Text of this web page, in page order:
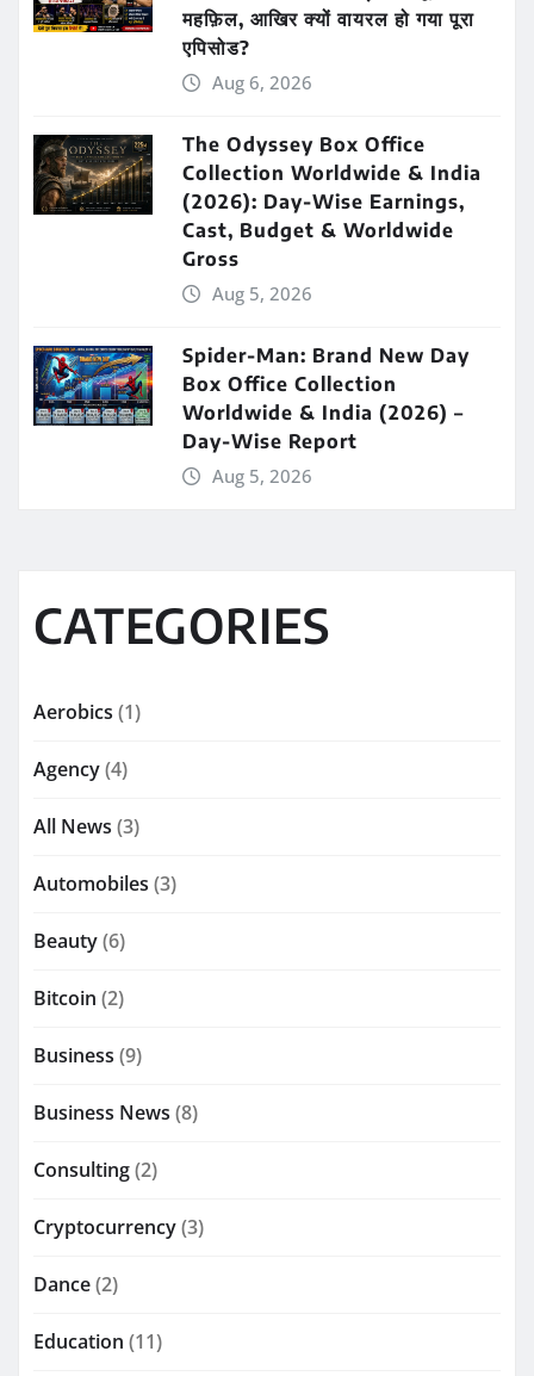
महफ़िल, आखिर क्यों वायरल हो गया पूरा
एपिसोड?
Aug 6, 2026
The Odyssey Box Office
Collection Worldwide & India
(2026): Day-Wise Earnings,
Cast, Budget & Worldwide
Gross
Aug 5, 2026
Spider-Man: Brand New Day
Box Office Collection
Worldwide & India (2026) –
Day-Wise Report
Aug 5, 2026
CATEGORIES
Aerobics (1)
Agency(4)
All News (3)
Automobiles (3)
Beauty(6)
Bitcoin (2)
Business (9)
Business News (8)
Consulting(2)
Cryptocurrency(3)
Dance(2)
Education (11)